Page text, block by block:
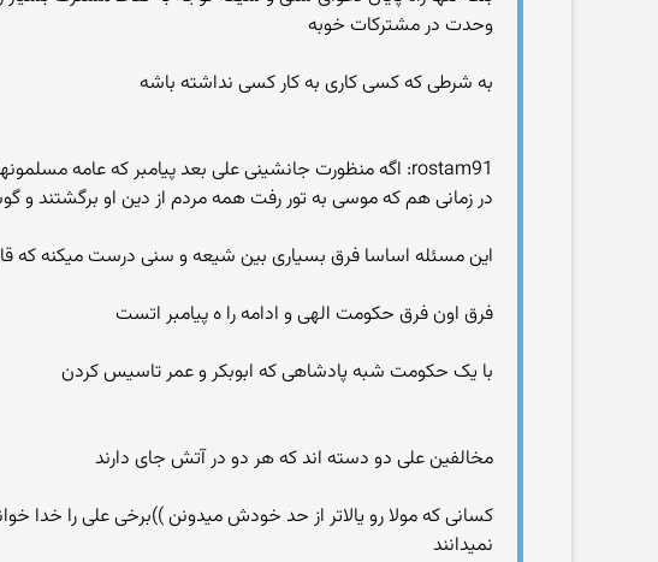
وحدت در مشترکات خوبه
به شرطی که کسی کاری به کار کسی نداشته باشه
rostam91: اگه منظورت جانشینی علی بعد پیامبر که عامه مسلمونهای اون زمان این عقیده رو نداشتن
در زمانی هم که موسی به تور رفت همه مردم از دین او برگشتند و
این مسئله اساسا فرق بسیاری بین شیعه و سنی درست میکنه که
فرق اون فرق حکومت الهی و ادامه را ه پیامبر اتست
با یک حکومت شبه پادشاهی که ابوبکر و عمر تاسیس کردن
مخالفین علی دو دسته اند که هر دو در آتش جای دارند
کسانی که مولا رو یالاتر از حد خودش میدونن ))برخی علی را خدا
نمیدانند